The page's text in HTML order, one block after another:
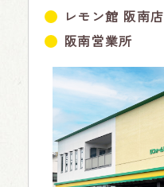
レモン館 阪南店
阪南営業所